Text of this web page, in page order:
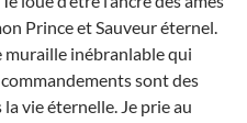
Prince et Sauveur éternel.
muraille inébranlable qui
sont des
vie éternelle. Je prie au